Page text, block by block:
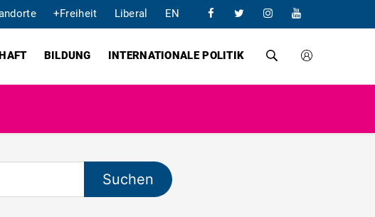
+Freiheit Liberal EN
BILDUNG INTERNATIONALE POLITIK